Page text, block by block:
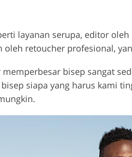
layanan serupa, editor
oleh retoucher profesional,
memperbesar bisep sangat
siapa yang harus kami